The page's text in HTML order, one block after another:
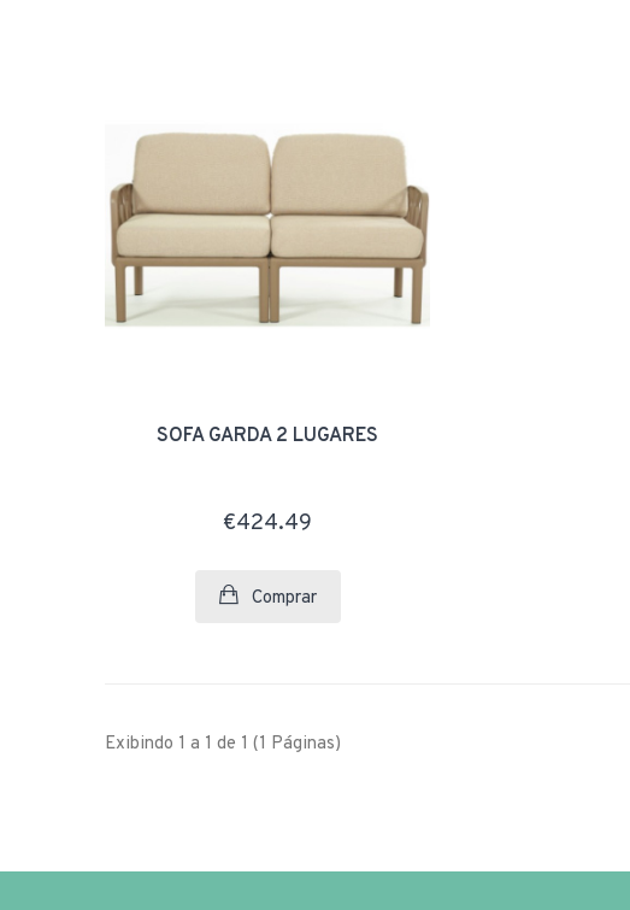
SOFÁ GARDA 2 LUGARES
€424.49
Comprar
Exibindo 1 a 1 de 1 (1 Páginas)